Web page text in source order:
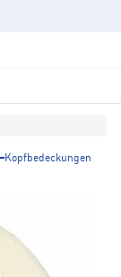
Kopfbedeckungen